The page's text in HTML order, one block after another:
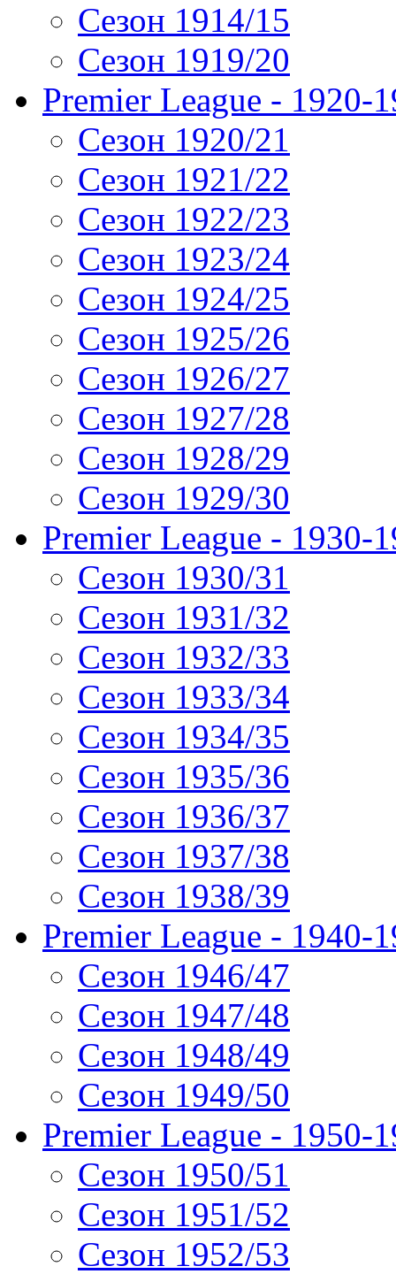
Сезон 1914/15
Сезон 1919/20
Premier League - 1920-
Сезон 1920/21
Сезон 1921/22
Сезон 1922/23
Сезон 1923/24
Сезон 1924/25
Сезон 1925/26
Сезон 1926/27
Сезон 1927/28
Сезон 1928/29
Сезон 1929/30
Premier League - 1930-
Сезон 1930/31
Сезон 1931/32
Сезон 1932/33
Сезон 1933/34
Сезон 1934/35
Сезон 1935/36
Сезон 1936/37
Сезон 1937/38
Сезон 1938/39
Premier League - 1940-
Сезон 1946/47
Сезон 1947/48
Сезон 1948/49
Сезон 1949/50
Premier League - 1950-
Сезон 1950/51
Сезон 1951/52
Сезон 1952/53